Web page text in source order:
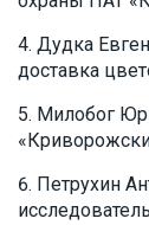
Дудка
доставка
Милобог
Петрухин